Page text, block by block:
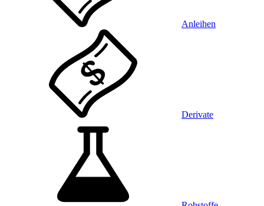
Anleihen
Derivate